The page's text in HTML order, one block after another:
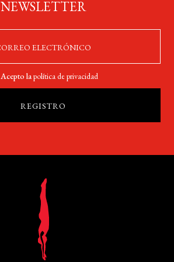
NEWSLETTER
Acepto lapolítica de privacidad